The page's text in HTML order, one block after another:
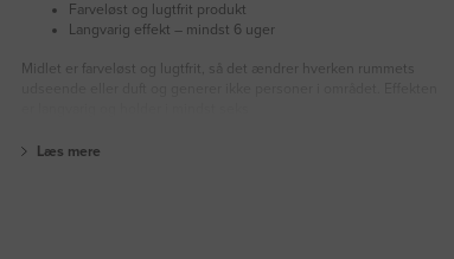
Farveløst og lugtfrit produkt
Langvarig effekt – mindst 6 uger
Midlet er farveløst og lugtfrit, så det ændrer hverken rummets
Læs mere